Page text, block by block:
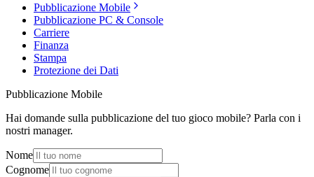
Pubblicazione Mobile
Pubblicazione PC & Console
Carriere
Finanza
Stampa
Protezione dei Dati
Pubblicazione Mobile
Hai domande sulla pubblicazione del tuo gioco mobile? Parla con i
nostri manager.
Nome
Cognome